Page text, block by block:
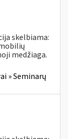
skelbiama:
medžiaga.
» Seminarų